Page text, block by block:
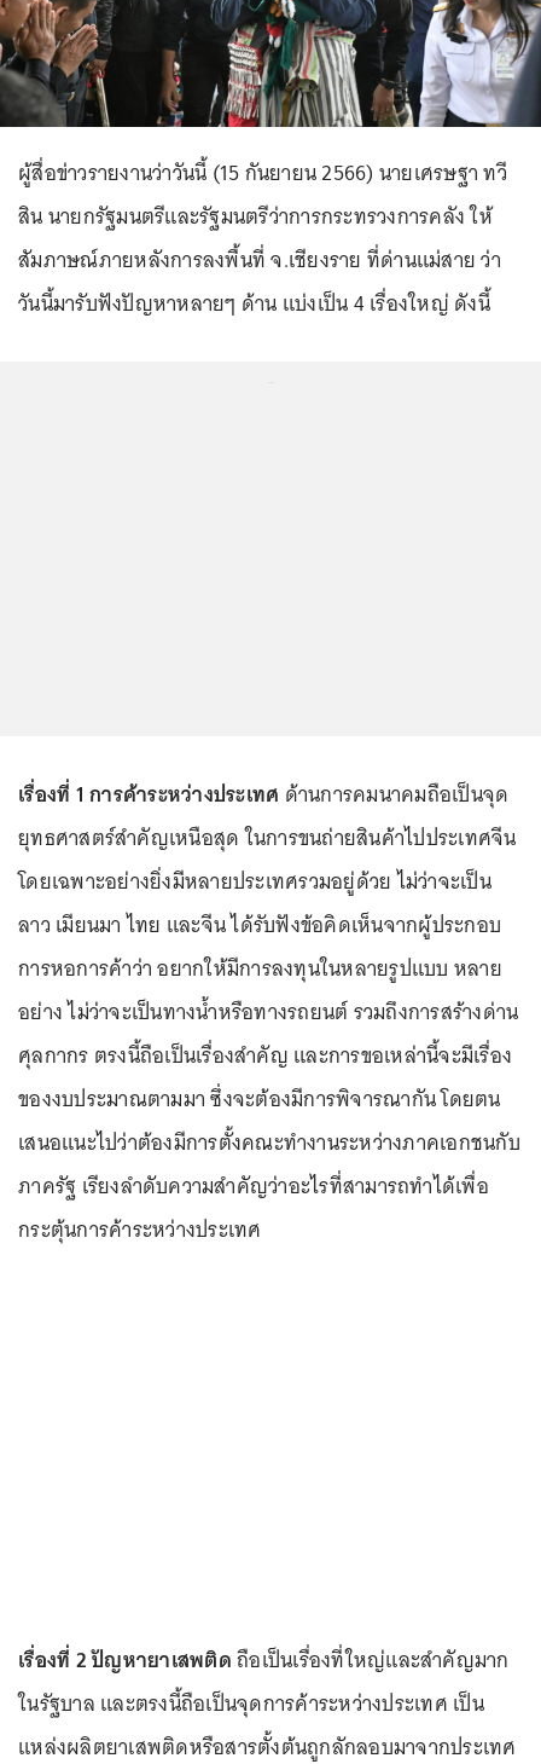
ผู้สื่อข่าวรายงานว่าวันนี้ (15 กันยายน 2566) นายเศรษฐา ทวี
สิน นายกรัฐมนตรีและรัฐมนตรีว่าการกระทรวงการคลัง ให้
สัมภาษณ์ภายหลังการลงพื้นที่ จ.เชียงราย ที่ด่านแม่สาย ว่า
วันนี้มารับฟังปัญหาหลายๆ ด้าน แบ่งเป็น 4 เรื่องใหญ่ ดังนี้
เรื่องที่ 1 การค้าระหว่างประเทศ ด้านการคมนาคมถือเป็นจุด
ยุทธศาสตร์สำคัญเหนือสุด ในการขนถ่ายสินค้าไปประเทศจีน
โดยเฉพาะอย่างยิ่งมีหลายประเทศรวมอยู่ด้วย ไม่ว่าจะเป็น
ลาว เมียนมา ไทย และจีน ได้รับฟังข้อคิดเห็นจากผู้ประกอบ
การหอการค้าว่า อยากให้มีการลงทุนในหลายรูปแบบ หลาย
อย่าง ไม่ว่าจะเป็นทางน้ำหรือทางรถยนต์ รวมถึงการสร้างด่าน
ศุลกากร ตรงนี้ถือเป็นเรื่องสำคัญ และการขอเหล่านี้จะมีเรื่อง
ของงบประมาณตามมา ซึ่งจะต้องมีการพิจารณากัน โดยตน
เสนอแนะไปว่าต้องมีการตั้งคณะทำงานระหว่างภาคเอกชนกับ
ภาครัฐ เรียงลำดับความสำคัญว่าอะไรที่สามารถทำได้เพื่อ
กระตุ้นการค้าระหว่างประเทศ
เรื่องที่ 2ปัญหายาเสพติดถือเป็นเรื่องที่ใหญ่และสำคัญมาก
ในรัฐบาล และตรงนี้ถือเป็นจุดการค้าระหว่างประเทศ เป็น
แหล่งผลิตยาเสพติดหรือสารตั้งต้นถูกลักลอบมาจากประเทศ